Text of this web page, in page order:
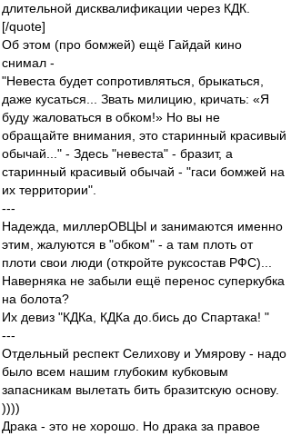
длительной дисквалификации через КДК.
[/quote]
Об этом (про бомжей) ещё Гайдай кино
снимал -
"Невеста будет сопротивляться, брыкаться,
даже кусаться... Звать милицию, кричать: «Я
буду жаловаться в обком!» Но вы не
обращайте внимания, это старинный красивый
обычай..." - Здесь "невеста" - бразит, а
старинный красивый обычай - "гаси бомжей на
их территории".
---
Надежда, миллерОВЦЫ и занимаются именно
этим, жалуются в "обком" - а там плоть от
плоти свои люди (откройте руксостав РФС)...
Наверняка не забыли ещё перенос суперкубка
на болота?
Их девиз "КДКа, КДКа до.бись до Спартака! "
---
Отдельный респект Селихову и Умярову - надо
было всем нашим глубоким кубковым
запасникам вылетать бить бразитскую основу.
))))
Драка - это не хорошо. Но драка за правое